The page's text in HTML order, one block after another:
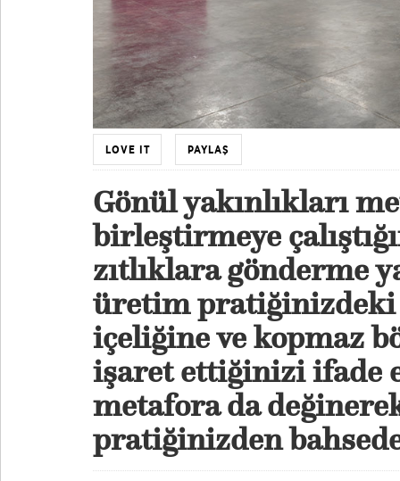
LOVE IT PAYLAŞ
Gönül yakınlıkları
birleştirmeye
zıtlıklara gönderme
üretim pratiğinizdeki
içeliğine ve kopmaz
işaret ettiğinizi ifade
metafora da
pratiğinizden